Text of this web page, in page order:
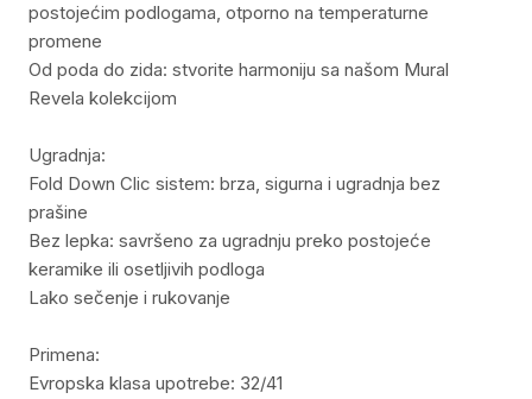
postojećim podlogama, otporno na temperaturne
promene
Od poda do zida: stvorite harmoniju sa našom Mural
Revela kolekcijom
Ugradnja:
Fold Down Clic sistem: brza, sigurna i ugradnja bez
prašine
Bez lepka: savršeno za ugradnju preko postojeće
keramike ili osetljivih podloga
Lako sečenje i rukovanje
Primena:
Evropska klasa upotrebe: 32/41